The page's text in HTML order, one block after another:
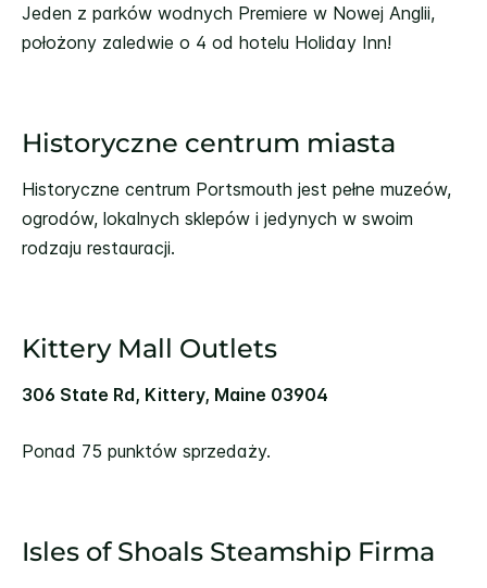
Jeden z parków wodnych Premiere w Nowej Anglii,
położony zaledwie o 4 od hotelu Holiday Inn!
Historyczne centrum miasta
Historyczne centrum Portsmouth jest pełne muzeów,
ogrodów, lokalnych sklepów i jedynych w swoim
rodzaju restauracji.
Kittery Mall Outlets
306 State Rd, Kittery, Maine 03904
Ponad 75 punktów sprzedaży.
Isles of Shoals Steamship Firma